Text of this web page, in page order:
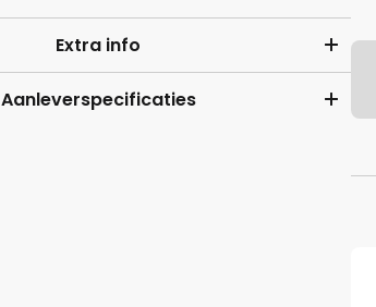
Extra info
Aanleverspecificaties